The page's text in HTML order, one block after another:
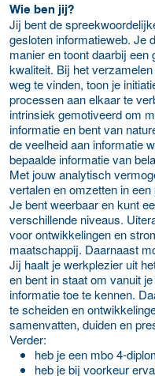
Wie ben jij?
Jij bent de
gesloten informatieweb. Je
manier en toont daarbij
kwaliteit. Bij het
weg te vinden, toon je
processen aan elkaar te
intrinsiek gemotiveerd om
informatie en bent van
de veelheid aan informatie
bepaalde informatie van
Met jouw analytisch
vertalen en omzetten in
Je bent weerbaar en kunt
verschillende niveaus.
voor ontwikkelingen en
maatschappij. Daarnaast
Jij haalt je werkplezier uit
en bent in staat om vanuit
informatie toe te kennen.
te scheiden en
samenvatten, duiden en
Verder:
heb je een mbo 4-
heb je bij voorkeur